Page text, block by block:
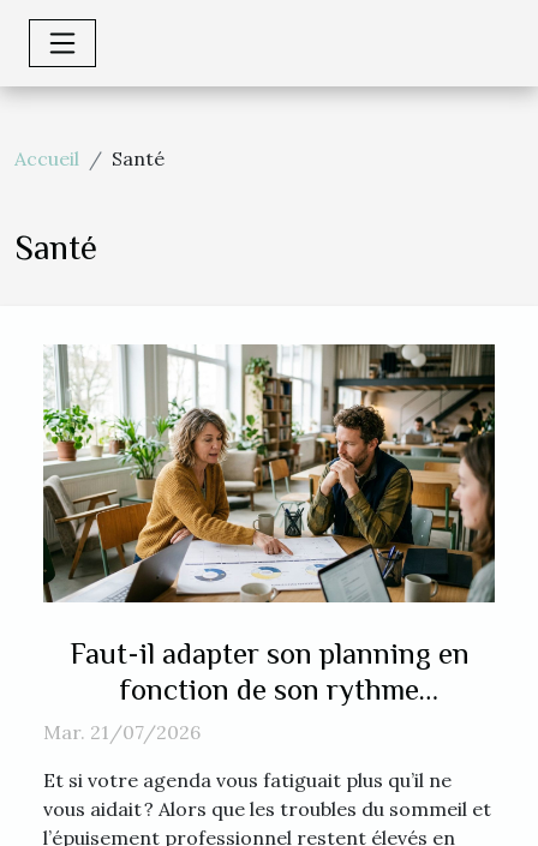
Accueil Santé
Santé
Faut-il adapter son planning en
fonction de son rythme
biologique ?
Mar. 21/07/2026
Et si votre agenda vous fatiguait plus qu’il ne
vous aidait ? Alors que les troubles du sommeil et
l’épuisement professionnel restent élevés en